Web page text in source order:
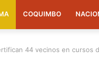
COQUIMBO
44 vecinos en cursos